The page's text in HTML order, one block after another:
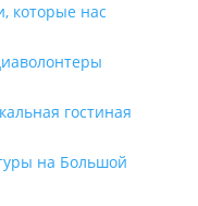
которые нас
гостиная
на Большой